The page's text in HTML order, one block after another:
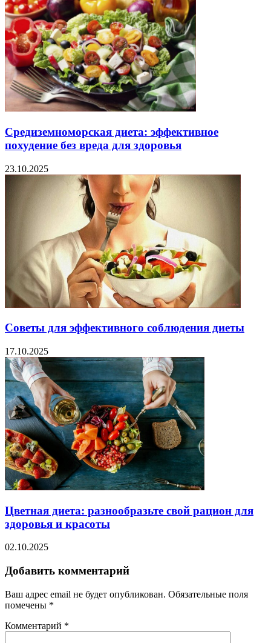
Средиземноморская диета: эффективное
похудение без вреда для здоровья
23.10.2025
Советы для эффективного соблюдения диеты
17.10.2025
Цветная диета: разнообразьте свой рацион для
здоровья и красоты
02.10.2025
Добавить комментарий
Ваш адрес email не будет опубликован. Обязательные поля
помечены *
Комментарий *